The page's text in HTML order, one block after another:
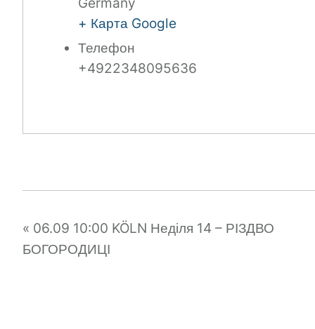
+ Карта Google
Телефон
+4922348095636
« 06.09 10:00 KÖLN Неділя 14 – РІЗДВО
БОГОРОДИЦІ